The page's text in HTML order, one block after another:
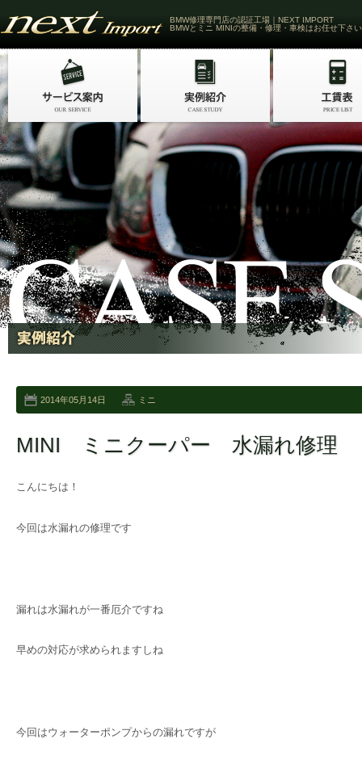
BMW修理専門店の認証工場｜NEXT IMPORT
BMWとミニ MINIの整備・修理・車検はお任せ下さい
2014年05月14日 ミニ
MINI ミニクーパー 水漏れ修理
こんにちは！
今回は水漏れの修理です
漏れは水漏れが一番厄介ですね
早めの対応が求められますしね
今回はウォーターポンプからの漏れですが